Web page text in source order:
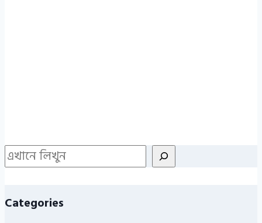
Search
Categories